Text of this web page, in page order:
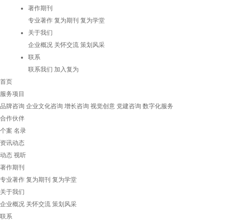
著作期刊
专业著作 复为期刊 复为学堂
关于我们
企业概况 关怀交流 策划风采
联系
联系我们 加入复为
首页
服务项目
品牌咨询 企业文化咨询 增长咨询 视觉创意 党建咨询 数字化服务
合作伙伴
个案 名录
资讯动态
动态 视听
著作期刊
专业著作 复为期刊 复为学堂
关于我们
企业概况 关怀交流 策划风采
联系